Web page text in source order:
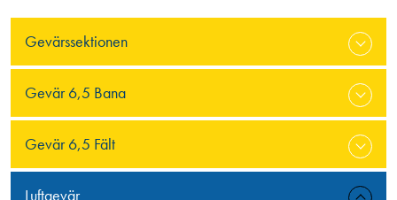
Gevärssektionen
Gevär 6,5 Bana
Gevär 6,5 Fält
Luftgevär